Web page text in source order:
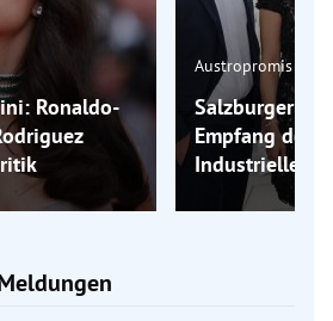
Ronaldo-
Austropromis
Salzburger
Empfang der